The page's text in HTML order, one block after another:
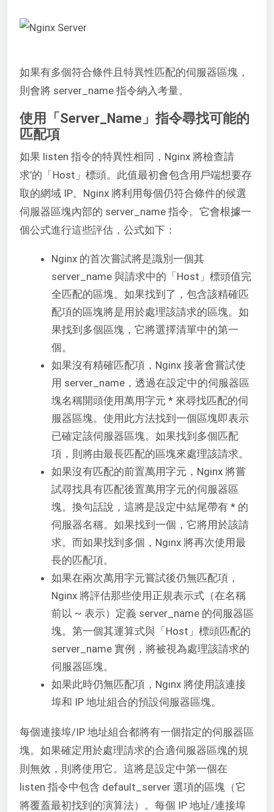
如果有多個符合條件且特異性匹配的伺服器區塊，
則會將 server_name 指令納入考量。
使用「Server_Name」指令尋找可能的
匹配項
如果 listen 指令的特異性相同，Nginx 將檢查請
求’的「Host」標頭。此值最初會包含用戶端想要存
取的網域 IP。Nginx 將利用每個仍符合條件的候選
伺服器區塊內部的 server_name 指令。它會根據一
個公式進行這些評估，公式如下：
Nginx 的首次嘗試將是識別一個其
server_name 與請求中的「Host」標頭值完
全匹配的區塊。如果找到了，包含該精確匹
配項的區塊將是用於處理該請求的區塊。如
果找到多個區塊，它將選擇清單中的第一
個。
如果沒有精確匹配項，Nginx 接著會嘗試使
用 server_name，透過在設定中的伺服器區
塊名稱開頭使用萬用字元 * 來尋找匹配的伺
服器區塊。使用此方法找到一個區塊即表示
已確定該伺服器區塊。如果找到多個匹配
項，則將由最長匹配的區塊來處理該請求。
如果沒有匹配的前置萬用字元，Nginx 將嘗
試尋找具有匹配後置萬用字元的伺服器區
塊。換句話說，這將是設定中結尾帶有 * 的
伺服器名稱。如果找到一個，它將用於該請
求。而如果找到多個，Nginx 將再次使用最
長的匹配項。
如果在兩次萬用字元嘗試後仍無匹配項，
Nginx 將評估那些使用正規表示式（在名稱
前以 ~ 表示）定義 server_name 的伺服器區
塊。第一個其運算式與「Host」標頭匹配的
server_name 實例，將被視為處理該請求的
伺服器區塊。
如果此時仍無匹配項，Nginx 將使用該連接
埠和 IP 地址組合的預設伺服器區塊。
每個連接埠/IP 地址組合都將有一個指定的伺服器區
塊。如果確定用於處理請求的合適伺服器區塊的規
則無效，則將使用它。這將是設定中第一個在
listen 指令中包含 default_server 選項的區塊（它
將覆蓋最初找到的演算法）。每個 IP 地址/連接埠